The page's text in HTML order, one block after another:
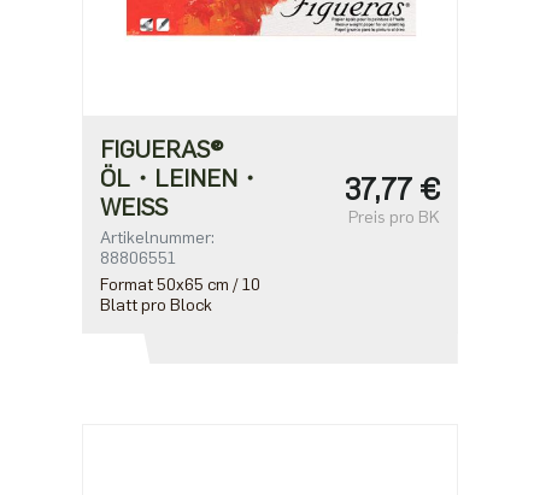
FIGUERAS®
ÖL・LEINEN・
WEISS
Artikelnummer:
88806551
Format 50x65 cm / 10
Blatt pro Block
37,77 €
Preis pro BK